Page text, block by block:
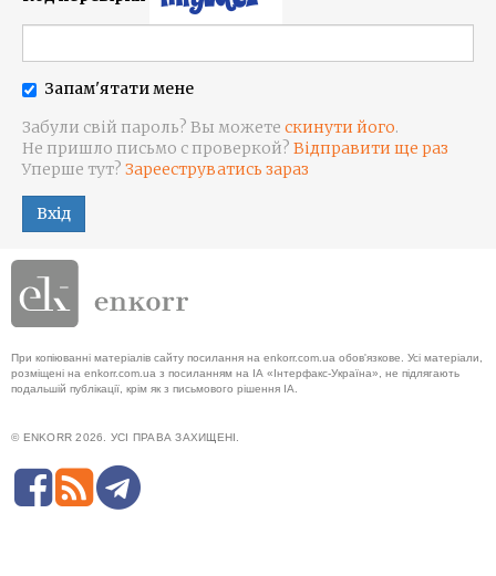
Запам'ятати мене
Забули свій пароль? Вы можете скинути його.
Не пришло письмо с проверкой? Відправити ще раз
Уперше тут? Зарееструватись зараз
Вхід
При копіюванні матеріалів сайту посилання на enkorr.com.ua обов'язкове. Усі матеріали,
розміщені на enkorr.com.ua з посиланням на ІА «Інтерфакс-Україна», не підлягають
подальшій публікації, крім як з письмового рішення ІА.
© ENKORR 2026. УСІ ПРАВА ЗАХИЩЕНІ.